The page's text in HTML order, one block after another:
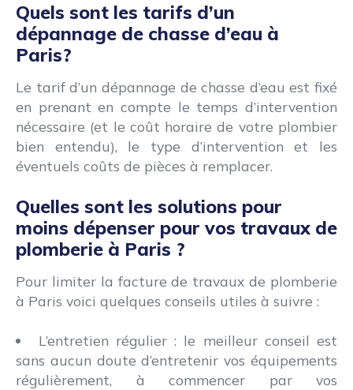
Quels sont les tarifs d’un
dépannage de chasse d’eau à
Paris?
Le tarif d’un dépannage de chasse d’eau est fixé
en prenant en compte le temps d’intervention
nécessaire (et le coût horaire de votre plombier
bien entendu), le type d’intervention et les
éventuels coûts de pièces à remplacer.
Quelles sont les solutions pour
moins dépenser pour vos travaux de
plomberie à Paris ?
Pour limiter la facture de travaux de plomberie
à Paris voici quelques conseils utiles à suivre :
L’entretien régulier : le meilleur conseil est
sans aucun doute d’entretenir vos équipements
régulièrement, à commencer par vos